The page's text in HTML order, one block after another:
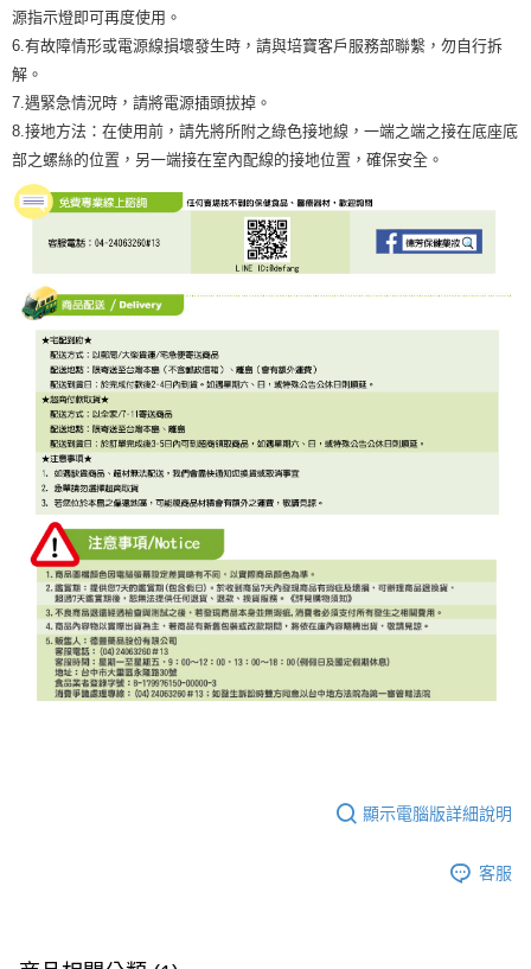
源指示燈即可再度使用。
6.有故障情形或電源線損壞發生時，請與培寶客戶服務部聯繫，勿自行拆
解。
7.遇緊急情況時，請將電源插頭拔掉。
8.接地方法：在使用前，請先將所附之綠色接地線，一端之端之接在底座底
部之螺絲的位置，另一端接在室內配線的接地位置，確保安全。
顯示電腦版詳細說明
客服